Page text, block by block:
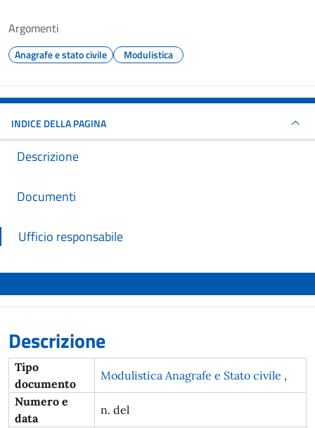
Argomenti
Anagrafe e stato civile Modulistica
INDICE DELLA PAGINA
Descrizione
Documenti
Ufficio responsabile
Descrizione
Tipo
documento
Modulistica Anagrafe e Stato civile ,
Numero e
data
n. del